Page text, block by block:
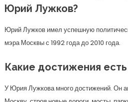
Юрий Лужков?
Юрий Лужков имел успешную
мэра Москвы с 1992 года до 2010 года.
Какие достижения
У Юрия Лужкова много достижений. Он